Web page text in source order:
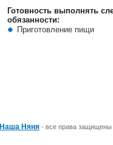
Готовность выполнять
обязанности:
Приготовление пищи
Наша Няня - все права